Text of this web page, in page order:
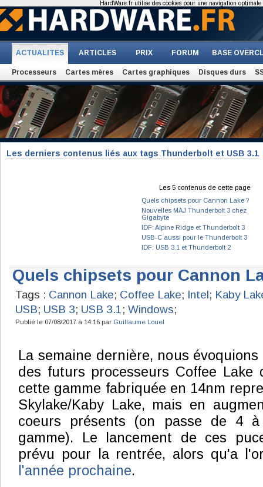
ACTUALITES ARTICLES PRIX FORUM BASE
Processeurs Cartes mères Cartes graphiques Disques durs
Les derniers contenus liés aux tags Thunderbolt et USB 3.1
Les 5 contenus de cette page
Quels chipsets pour Cannon Lake ?
Nouvelles MAJ Thunderbolt 3 chez
Gigabyte
IDF: Alpine Ridge et Thunderbolt 3
USB-C aussi pour le Thunderbolt 3
IDF: USB 3.1 et Thunderbolt 2
Quels chipsets pour Cannon
Tags : Cannon Lake; Coffee Lake; Intel; Kaby
USB; USB 3; USB 3.1; Windows;
Publié le 07/08/2017 à 14:16 par Guillaume Louel
La semaine dernière, nous
des futurs processeurs Coffee Lake
cette gamme fabriquée en 14nm
Skylake/Kaby Lake, mais en
coeurs présents (on passe de 4
gamme). Le lancement de ces
prévu pour la rentrée, alors qu'a
l'année prochaine.
HardWare.fr utilise des cookies pour une navigation